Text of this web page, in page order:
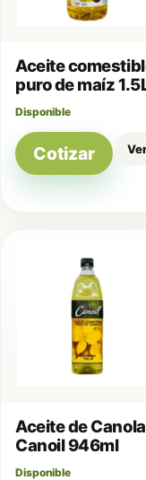
Aceite
puro de maíz
Disponible
Cotizar Ver
Aceite de Canola
Canoil 946ml
Disponible